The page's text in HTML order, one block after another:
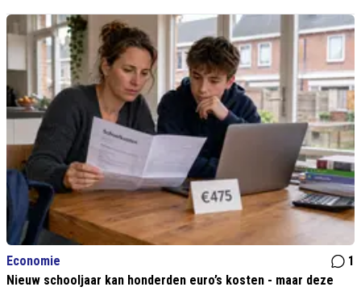
Economie
1
Nieuw schooljaar kan honderden euro’s kosten - maar deze